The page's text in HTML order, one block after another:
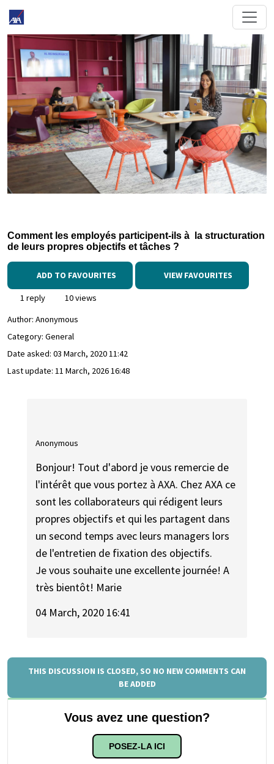
Comment les employés participent-ils à la structuration
de leurs propres objectifs et tâches ?
ADD TO FAVOURITES VIEW FAVOURITES
1 reply
10 views
Author: Anonymous
Category: General
Date asked: 03 March, 2020 11:42
Last update: 11 March, 2026 16:48
Anonymous
Bonjour! Tout d'abord je vous remercie de
l'intérêt que vous portez à AXA. Chez AXA ce
sont les collaborateurs qui rédigent leurs
propres objectifs et qui les partagent dans
un second temps avec leurs managers lors
de l'entretien de fixation des objectifs.
Je vous souhaite une excellente journée! A
très bientôt! Marie
04 March, 2020 16:41
THIS DISCUSSION IS CLOSED, SO NO NEW COMMENTS CAN
BE ADDED
Vous avez une question?
POSEZ-LA ICI